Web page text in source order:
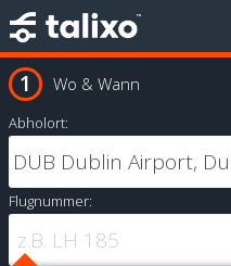
Wo & Wann
Abholort:
Flugnummer: